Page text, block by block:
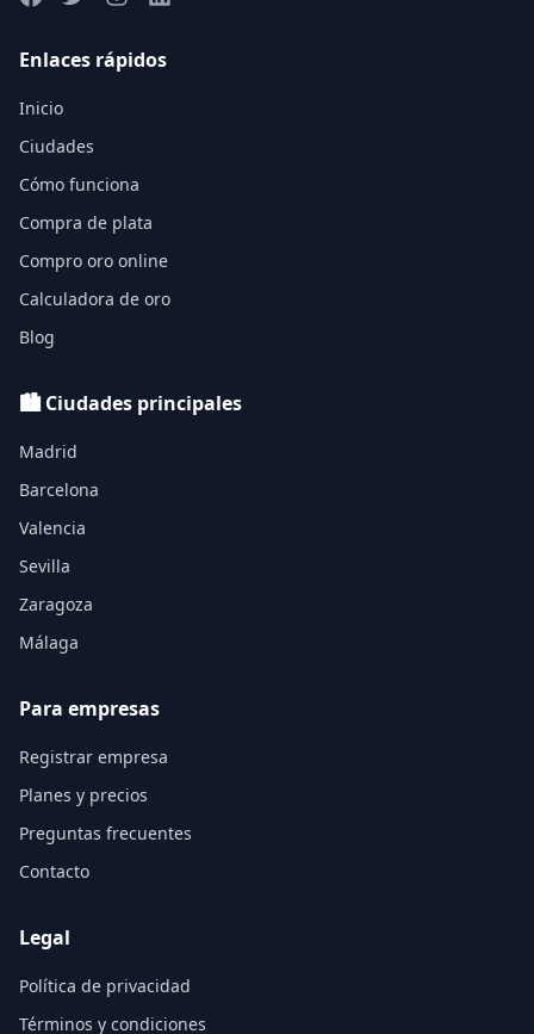
Enlaces rápidos
Inicio
Ciudades
Cómo funciona
Compra de plata
Compro oro online
Calculadora de oro
Blog
🏙️ Ciudades principales
Madrid
Barcelona
Valencia
Sevilla
Zaragoza
Málaga
Para empresas
Registrar empresa
Planes y precios
Preguntas frecuentes
Contacto
Legal
Política de privacidad
Términos y condiciones